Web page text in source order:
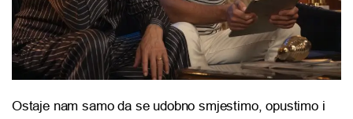
Ostaje nam samo da se udobno smjestimo, opustimo i